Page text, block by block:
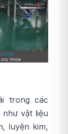
trong các
như vật liệu
luyện kim,